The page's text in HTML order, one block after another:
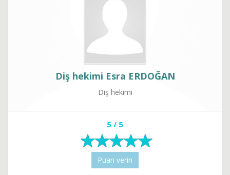
Diş hekimi Esra ERDOĞAN
Diş hekimi
5 / 5
Puan verin